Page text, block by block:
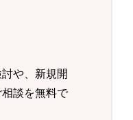
や、新規開
談を無料で